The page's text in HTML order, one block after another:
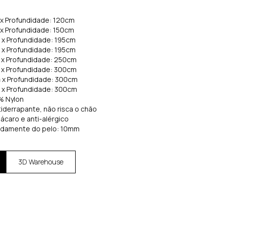
Profundidade: 120cm
Profundidade: 150cm
Profundidade: 195cm
Profundidade: 195cm
Profundidade: 250cm
Profundidade: 300cm
Profundidade: 300cm
Profundidade: 300cm
Nylon
não risca o chão
e anti-alérgico
do pelo: 10mm
3D Warehouse